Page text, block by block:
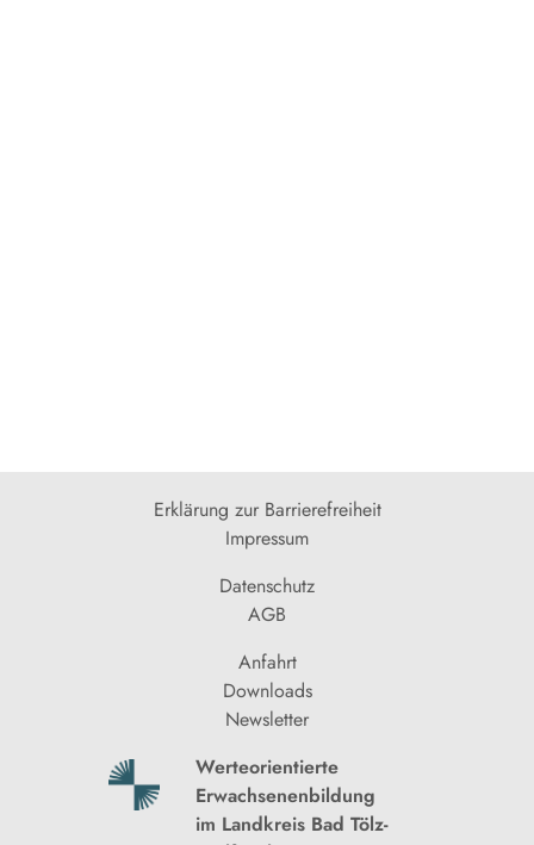
Erklärung zur Barrierefreiheit
Impressum
Datenschutz
AGB
Anfahrt
Downloads
Newsletter
Werteorientierte
Erwachsenenbildung
im Landkreis Bad Tölz-